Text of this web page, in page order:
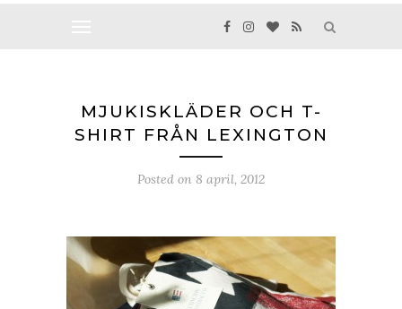
MJUKISKLÄDER OCH T-
SHIRT FRÅN LEXINGTON
Posted on 8 april, 2012